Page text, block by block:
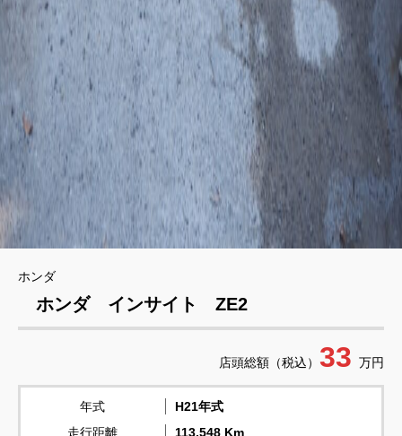
ホンダ
ホンダ インサイト ZE2
店頭総額（税込） 33 万円
年式
H21年式
走行距離
113,548 Km